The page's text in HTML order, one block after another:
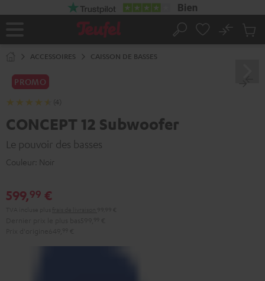
Page
Rechercher
No
ACCESSOIRES CAISSON DE BASSES
PROMO
(4)
CONCEPT 12 Subwoofer
Le pouvoir des basses
Couleur: Noir
599,99 €